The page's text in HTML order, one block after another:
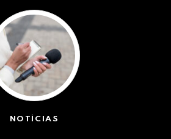
NOTÍCIAS